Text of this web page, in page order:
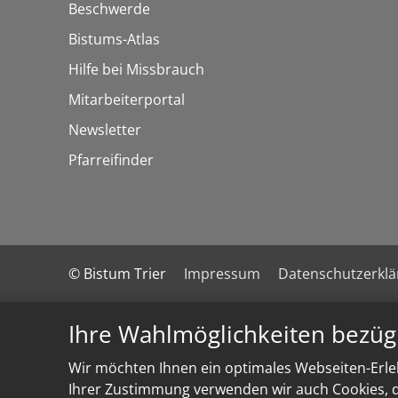
Ihre Wahlmöglichkeiten
Wir möchten Ihnen ein optimales Webseiten-
Ihrer Zustimmung verwenden wir auch
Beschwerde
Bistums-Atlas
Hilfe bei Missbrauch
Mitarbeiterportal
Newsletter
Pfarreifinder
© Bistum Trier Impressum